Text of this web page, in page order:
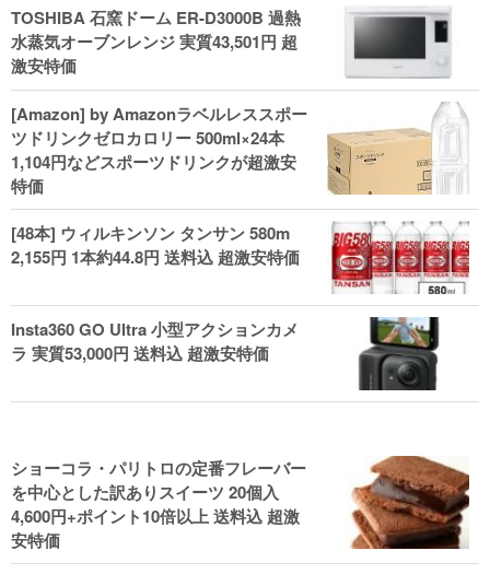
TOSHIBA 石窯ドーム ER-D3000B 過熱
水蒸気オーブンレンジ 実質43,501円 超
激安特価
[Amazon] by Amazonラベルレススポー
ツドリンクゼロカロリー 500ml×24本
1,104円などスポーツドリンクが超激安
特価
[48本] ウィルキンソン タンサン 580m
2,155円 1本約44.8円 送料込 超激安特価
Insta360 GO Ultra 小型アクションカメ
ラ 実質53,000円 送料込 超激安特価
ショーコラ・パリトロの定番フレーバー
を中心とした訳ありスイーツ 20個入
4,600円+ポイント10倍以上 送料込 超激
安特価